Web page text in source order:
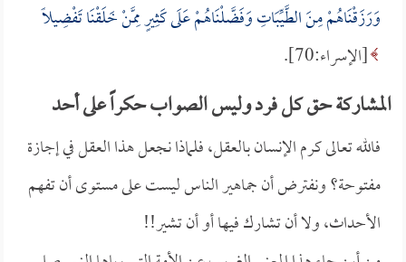
وَرَزَقْنَاهُمْ مِنَ الطَّيِّبَاتِ وَفَضَّلْنَاهُمْ عَلَى كَثِيرٍ مِمَّنْ خَلَقْنَا تَفْضِيلاً
[الإسراء:70].
المشاركة حق كل فرد وليس الصواب حكراً على أحد
فالله تعالى كرم الإنسان بالعقل، فلماذا نجعل هذا العقل في إجازة
مفتوحة؟ ونفترض أن جماهير الناس ليست على مستوى أن تفهم
الأحداث، ولا أن تشارك فيها أو أن تشير!!